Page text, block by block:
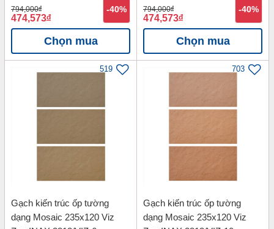
794,000đ
474,573đ
-40%
Chọn mua
794,000đ
474,573đ
-40%
Chọn mua
519
Gạch kiến trúc ốp tường
dạng Mosaic 235x120 Viz
703
Gạch kiến trúc ốp tường
dạng Mosaic 235x120 Viz